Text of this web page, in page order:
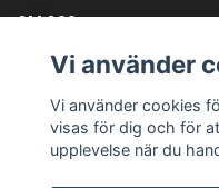
OM OSS
ANMÄL DIG TILL VÅRT
Vi använder
Vi använder cookies
visas för dig och för
upplevelse när du